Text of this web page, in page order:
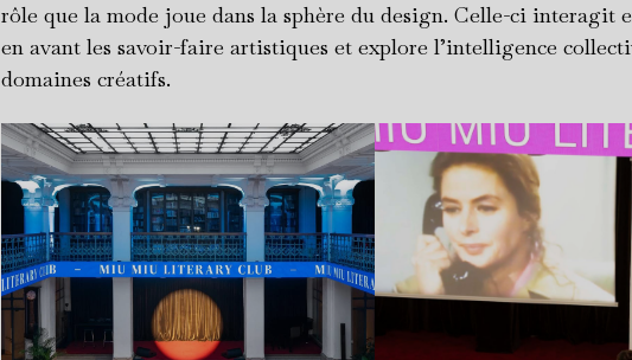
rôle que la mode joue dans la sphère du design. Celle-ci interagit
en avant les savoir-faire artistiques et explore l’intelligence
domaines créatifs.